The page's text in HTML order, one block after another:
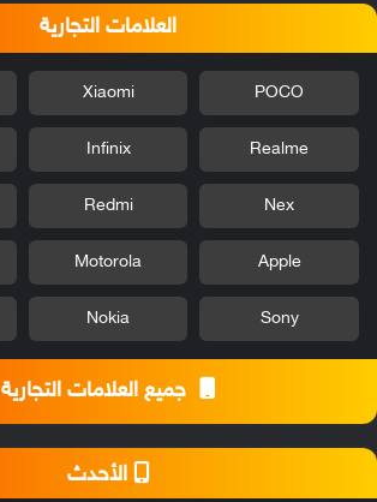
العلامات التجارية
POCO
Xiaomi
Realme
Infinix
Nex
Redmi
Apple
Motorola
Sony
Nokia
جميع العلامات التجارية
الأحدث